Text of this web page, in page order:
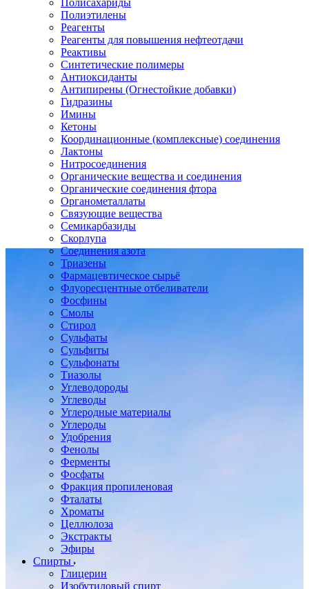
Полисахариды
Полиэтилены
Реагенты
Реагенты для повышения нефтеотдачи
Реактивы
Синтетические полимеры
Антиоксиданты
Антипирены (Огнестойкие добавки)
Гидразины
Имины
Кетоны
Координационные (комплексные) соединения
Лактоны
Нитросоединения
Органические вещества и соединения
Органические соединения фтора
Органометаллаты
Связующие вещества
Семикарбазиды
Скорлупа
Соединения азота
Триазены
Фармацевтическое сырьё
Флуоресцентные отбеливатели
Фосфины
Смолы
Стирол
Сульфаты
Сульфиты
Сульфонаты
Тиазолы
Углеводороды
Углеводы
Углеродные материалы
Углероды
Удобрения
Фенолы
Ферменты
Фосфаты
Фракция пропиленовая
Фталаты
Хроматы
Целлюлоза
Экстракты
Эфиры
Спирты
Глицерин
Изобутиловый спирт